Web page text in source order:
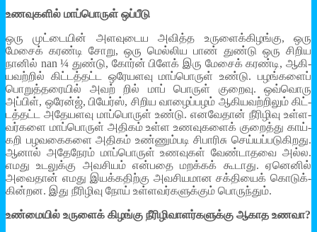
உண­வு­களில் மாப்­பொருள் ஒப்­பீடு
ஒரு முட்­டையின் அள­வு­டைய அவித்த உரு­ளைக்­கி­ழங்கு, ஒரு
மேசைக் கரண்டி சோறு, ஒரு மெல்­லிய பாண் துண்டு ஒரு சிறிய
நானில் nan ¼ துண்டு, கோர்ன் பிளேக் இரு மேசைக் கரண்டி, ஆகி­
ய­வற்றில் கிட்­டத்­தட்ட ஒரே­ய­ளவு மாப்­பொருள் உண்டு. பழங்­களைப்
பொறுத்­த­ரையில் அவற் றில் மாப் பொருள் குறைவு. ஒவ்­வொரு
அப்பிள், ஒரேன்ஜ், பியேர்ஸ், சிறிய வாழைப்­பழம் ஆகி­ய­வற்­றிலும் கிட்­
டத்­தட்ட அதே­ய­ளவு மாப்­பொருள் உண்டு. என­வேதான் நீரி­ழிவு உள்­ள­
வர்­களை மாப்­பொருள் அதிகம் உள்ள உண­வு­களைக் குறைத்து காய்­
கறி பழ­வ­கை­களை அதிகம் உண்­ணும்­படி சிபாரிசு செய்­யப்­ப­டு­கி­றது.
ஆனால் அதே­நேரம் மாப்­பொருள் உண­வுகள் வேண்­டா­தவை அல்ல.
எமது உட­லுக்கு அவ­சியம் என்­பதை மறக்கக் கூடாது. ஏனெனில்
அவைதான் எமது இயக்­க­திற்கு அவ­சி­ய­மான சக்­தியைக் கொடுக்­
கின்­றன. இது நீரி­ழிவு நோய் உள்­ள­வர்­க­ளுக்கும் பொருந்தும்.
உண்­மையில் உருளைக் கிழங்கு நீரி­ழி­வா­ளர்­க­ளுக்கு ஆகாத உணவா?